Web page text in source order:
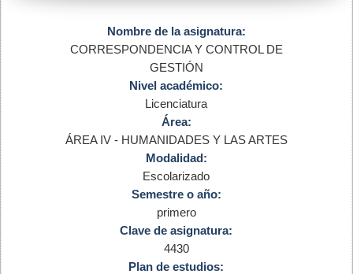
Nombre de la asignatura:
CORRESPONDENCIA Y CONTROL DE
GESTIÓN
Nivel académico:
Licenciatura
Área:
ÁREA IV - HUMANIDADES Y LAS ARTES
Modalidad:
Escolarizado
Semestre o año:
primero
Clave de asignatura:
4430
Plan de estudios: